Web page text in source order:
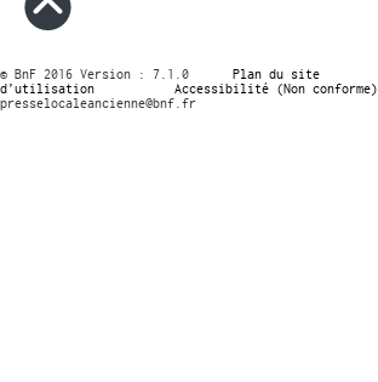
© BnF 2016 Version : 7.1.0 Plan du site
d’utilisation
Accessibilité (Non conforme)
presselocaleancienne@bnf.fr